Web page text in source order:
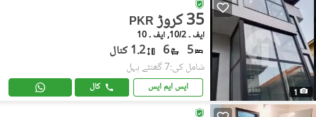
1
PKR 35 کروڑ
ایف ۔ 10/2, ایف ۔ 10
5
6 1.2 کنال
شامل کی:7 گھنٹے پہل
ایس ایم ایس کال